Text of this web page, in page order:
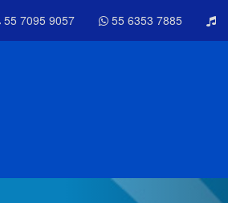
55 7095 9057 55 6353 7885